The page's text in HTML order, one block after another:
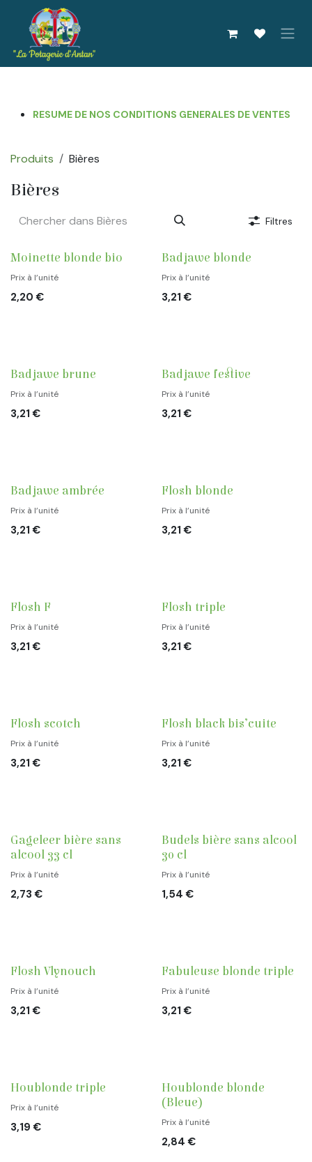
Se rendre au contenu
RESUME DE NOS CONDITIONS GENERALES DE VENTES
Produits Bières
Bières
Filtres
Moinette blonde bio
Prix à l’unité
2,20 €
Badjawe blonde
Prix à l’unité
3,21 €
Badjawe brune
Prix à l’unité
3,21 €
Badjawe festive
Prix à l’unité
3,21 €
Badjawe ambrée
Prix à l’unité
3,21 €
Flosh blonde
Prix à l’unité
3,21 €
Flosh F
Prix à l’unité
3,21 €
Flosh triple
Prix à l’unité
3,21 €
Flosh scotch
Prix à l’unité
3,21 €
Flosh black bis’cuite
Prix à l’unité
3,21 €
Gageleer bière sans
alcool 33 cl
Prix à l’unité
2,73 €
Budels bière sans alcool
30 cl
Prix à l’unité
1,54 €
Flosh Vlynouch
Prix à l’unité
3,21 €
Fabuleuse blonde triple
Prix à l’unité
3,21 €
Houblonde triple
Prix à l’unité
3,19 €
Houblonde blonde
(Bleue)
Prix à l’unité
2,84 €